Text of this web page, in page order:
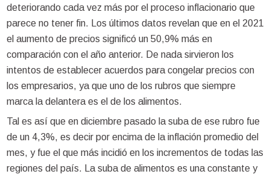
deteriorando cada vez más por el proceso inflacionario que
parece no tener fin. Los últimos datos revelan que en el 2021
el aumento de precios significó un 50,9% más en
comparación con el año anterior. De nada sirvieron los
intentos de establecer acuerdos para congelar precios con
los empresarios, ya que uno de los rubros que siempre
marca la delantera es el de los alimentos.
Tal es así que en diciembre pasado la suba de ese rubro fue
de un 4,3%, es decir por encima de la inflación promedio del
mes, y fue el que más incidió en los incrementos de todas las
regiones del país. La suba de alimentos es una constante y